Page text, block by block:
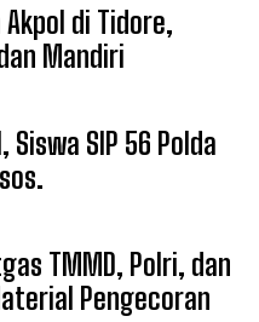
Akpol di Tidore,
Mandiri
Siswa SIP 56 Polda
TMMD, Polri, dan
Pengecoran